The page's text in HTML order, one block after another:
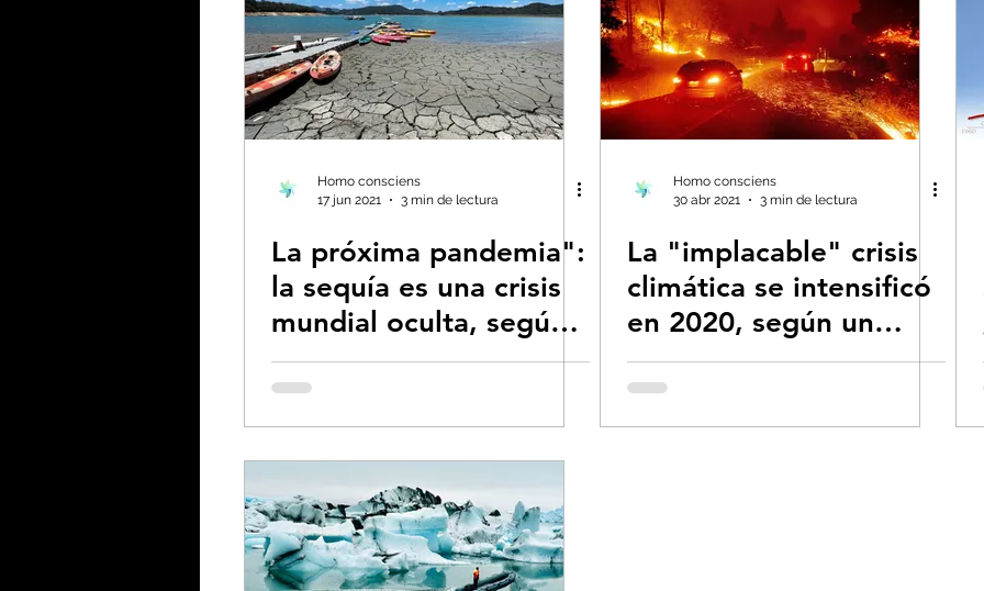
Amazonas - Selvas tropicales - Bosq Artico - Antártida - Glaciares
Calentamiento global - CO2 Capitalismo -Neoliberalismo
Combustibles fósiles Consumismo Contaminadores: petróleo,
Coronavirus Crisis global-Colapso -Covid Decrecimiento/
Desforestación - Uso de la Tierra
Homo consciens
17 jun 2021
3 min de lectura
La próxima pandemia":
la sequía es una crisis
mundial oculta, según
la ONU
Homo consciens
30 abr 2021
3 min de lectura
La "implacable" crisis
climática se intensificó
en 2020, según un
informe de la ONU